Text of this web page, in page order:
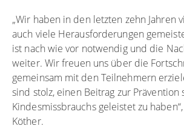
„Wir haben in den letzten zehn Jahren
auch viele Herausforderungen
ist nach wie vor notwendig und die
weiter. Wir freuen uns über die
gemeinsam mit den Teilnehmern
sind stolz, einen Beitrag zur Prävention
Kindesmissbrauchs geleistet zu
Köther.